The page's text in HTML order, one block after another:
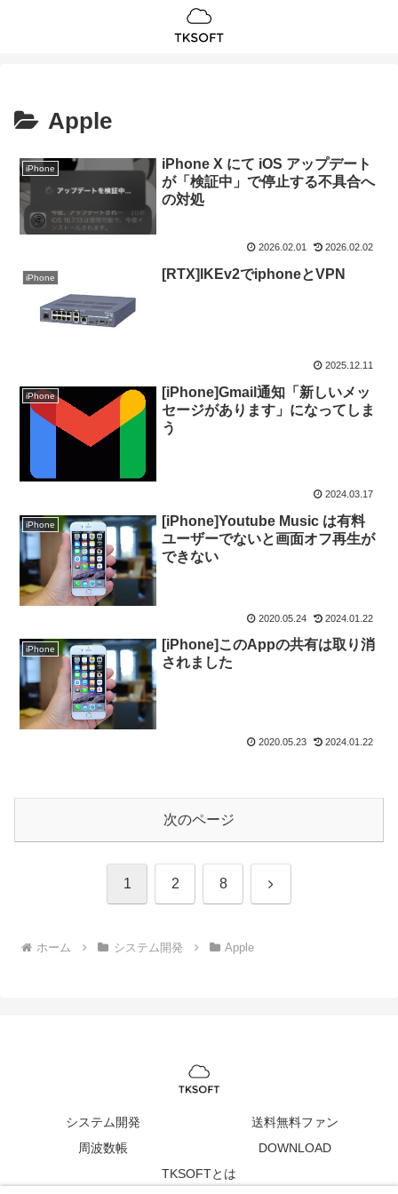
Apple
iPhone
iPhone X にて iOS アップデート
が「検証中」で停止する不具合へ
の対処
2026.02.01 2026.02.02
iPhone [RTX]IKEv2でiphoneとVPN
2025.12.11
iPhone
[iPhone]Gmail通知「新しいメッ
セージがあります」になってしま
う
2024.03.17
iPhone
[iPhone]Youtube Music は有料
ユーザーでないと画面オフ再生が
できない
2020.05.24 2024.01.22
iPhone
[iPhone]このAppの共有は取り消
されました
2020.05.23 2024.01.22
次のページ
1 2 8 次
ホーム システム開発 Apple
システム開発
送料無料ファン
周波数帳
DOWNLOAD
TKSOFTとは